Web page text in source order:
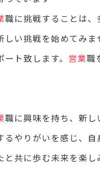
職に挑戦することは
しい挑戦を始めてみ
ト致します。 営業職
職に興味を持ち、新
るやりがいを感じ、
と共に歩む未来を楽し